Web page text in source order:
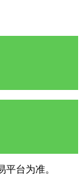
台为准。